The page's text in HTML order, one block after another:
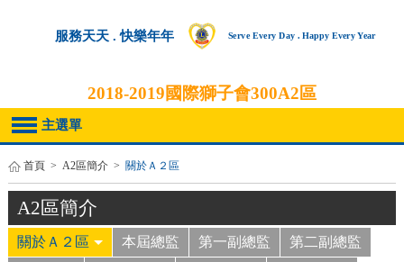
服務天天 . 快樂年年 Serve Every Day . Happy Every Year
2018-2019國際獅子會300A2區
主選單
首頁 > A2區簡介 > 關於Ａ２區
A2區簡介
關於Ａ２區 本屆總監 第一副總監
第二副總監